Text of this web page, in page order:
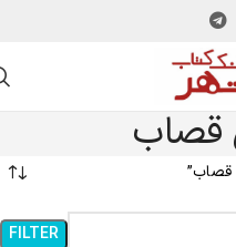
قصاب
قصاب”
FILTER